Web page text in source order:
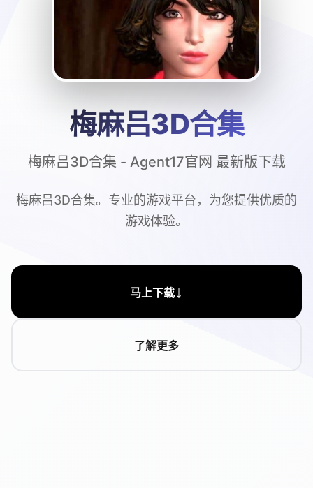
梅麻吕3D合集
梅麻吕3D合集 - Agent17官网 最新版下载
梅麻吕3D合集。专业的游戏平台，为您提供优质的
游戏体验。
马上下载↓
了解更多